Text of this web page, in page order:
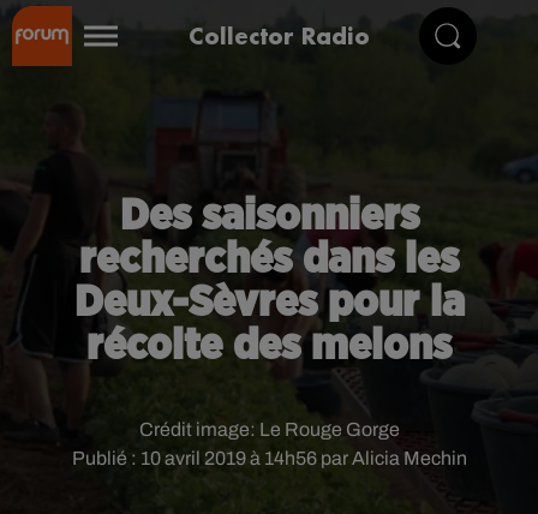
Collector Radio
Des saisonniers
recherchés dans les
Deux-Sèvres pour la
récolte des melons
Publié : 10 avril 2019 à 14h56 par Alicia Mechin
Crédit image: Le Rouge Gorge